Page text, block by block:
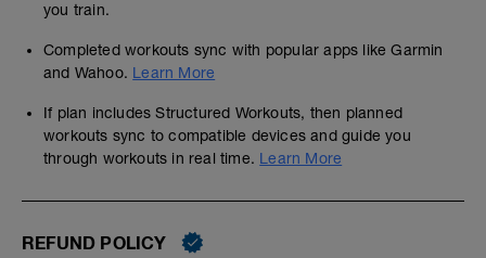
you train.
Completed workouts sync with popular apps like Garmin
and Wahoo. Learn More
If plan includes Structured Workouts, then planned
workouts sync to compatible devices and guide you
through workouts in real time. Learn More
REFUND POLICY